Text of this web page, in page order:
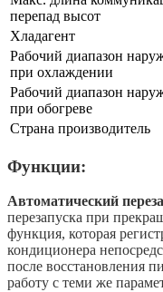
перепад высот
Хладагент
Рабочий диапазон
при охлаждении
Рабочий диапазон
при обогреве
Страна производитель
Функции:
Автоматический
перезапуска при
функция, которая
кондиционера
после восстановления
работу с теми же